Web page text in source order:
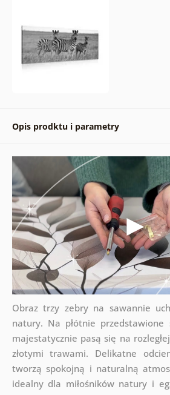
Opis prodktu i parametry
Obraz trzy zebry na sawannie
natury. Na płótnie
majestatycznie pasą się na
złotymi trawami. Delikatne
tworzą spokojną i naturalną
idealny dla miłośników natury i